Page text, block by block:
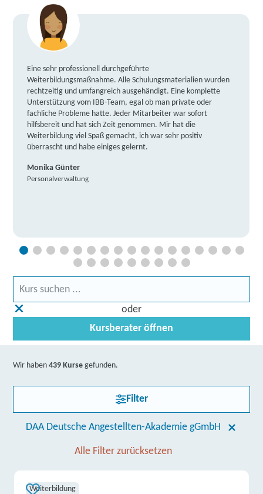
Eine sehr professionell durchgeführte
Weiterbildungsmaßnahme. Alle Schulungsmaterialien wurden
rechtzeitig und umfangreich ausgehändigt. Eine komplette
Unterstützung vom IBB-Team, egal ob man private oder
fachliche Probleme hatte. Jeder Mitarbeiter war sofort
hilfsbereit und hat sich Zeit genommen. Mir hat die
Weiterbildung viel Spaß gemacht, ich war sehr positiv
überrascht und habe einiges gelernt.
Monika Günter
Personalverwaltung
oder
Kursberater öffnen
Wir haben439 Kurse gefunden.
Filter
DAA Deutsche Angestellten-Akademie gGmbH
Alle Filter zurücksetzen
Weiterbildung